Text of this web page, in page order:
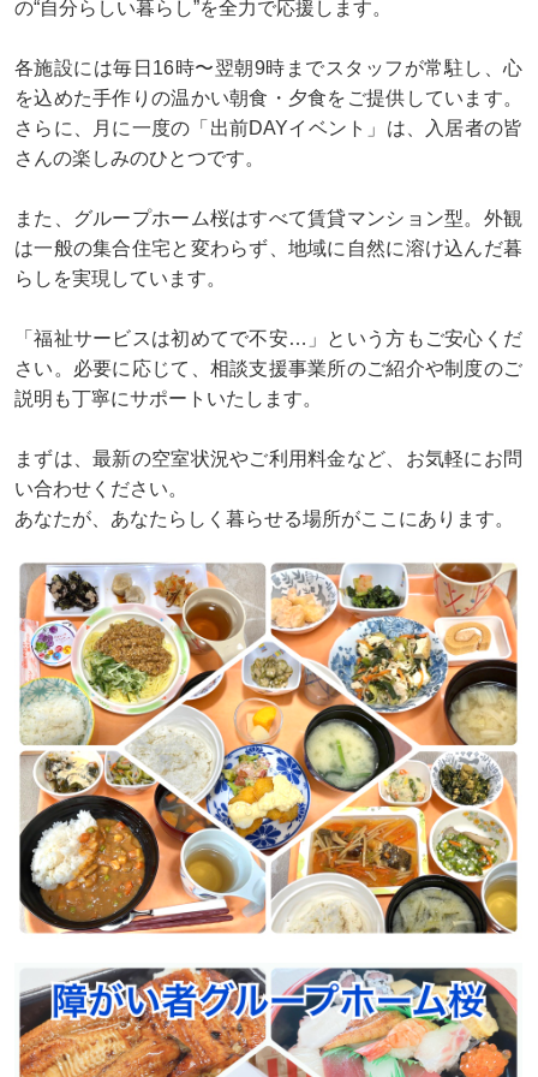
の“自分らしい暮らし”を全力で応援します。
各施設には毎日16時〜翌朝9時までスタッフが常駐し、心
を込めた手作りの温かい朝食・夕食をご提供しています。
さらに、月に一度の「出前DAYイベント」は、入居者の皆
さんの楽しみのひとつです。
また、グループホーム桜はすべて賃貸マンション型。外観
は一般の集合住宅と変わらず、地域に自然に溶け込んだ暮
らしを実現しています。
「福祉サービスは初めてで不安…」という方もご安心くだ
さい。必要に応じて、相談支援事業所のご紹介や制度のご
説明も丁寧にサポートいたします。
まずは、最新の空室状況やご利用料金など、お気軽にお問
い合わせください。
あなたが、あなたらしく暮らせる場所がここにあります。